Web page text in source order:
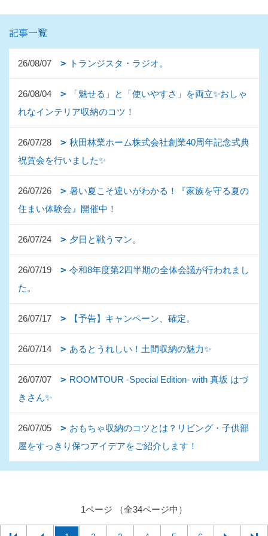
記事一覧
26/08/07 トランジスタ・ラジオ。
26/08/04
「魅せる」と「使いやすさ」を両立✨おしゃ
れなインテリア収納のコツ！
26/07/28
秋田林業ホーム株式会社創業40周年記念式典
祝賀会を行いました✨
26/07/26
暑い夏こそ違いがわかる！『家族を守る夏の
住まい体験会』開催中！
26/07/24 夕日と戦うマン。
26/07/19
令和8年度第2四半期の全体会議が行われまし
た。
26/07/17 【予告】キャンペーン、確定。
26/07/14 あるとうれしい！土間収納の魅力✨
26/07/07
ROOMTOUR -Special Edition- with 真坂 はづ
きさん✨
26/07/05
おもちゃ収納のコツとは？リビング・子供部
屋をすっきり保つアイデアをご紹介します！
1ページ （全34ページ中）